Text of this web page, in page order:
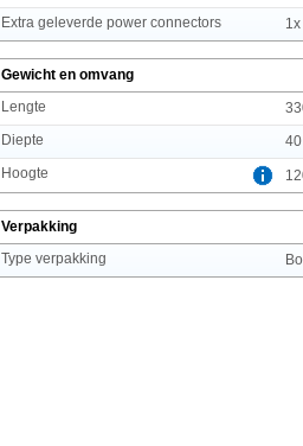
Extra geleverde power connectors
Gewicht en omvang
Lengte
Diepte
Hoogte
Verpakking
Type verpakking